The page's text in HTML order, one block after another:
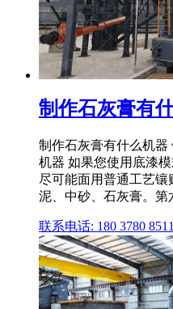
制作石灰膏有
制作石灰膏有什么机器
机器 如果您使用底漆
尽可能面用普通工艺镶
泥、中砂、石灰膏。第
联系电话: 180 3780 8511